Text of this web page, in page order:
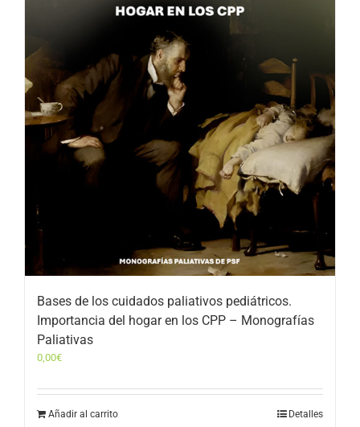
Bases de los cuidados paliativos pediátricos.
Importancia del hogar en los CPP – Monografías
Paliativas
0,00€
Añadir al carrito Detalles